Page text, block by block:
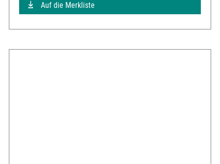
Auf die Merkliste